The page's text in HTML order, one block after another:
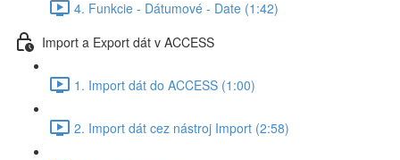
4. Funkcie - Dátumové - Date (1:42)
Import a Export dát v ACCESS
1. Import dát do ACCESS (1:00)
2. Import dát cez nástroj Import (2:58)